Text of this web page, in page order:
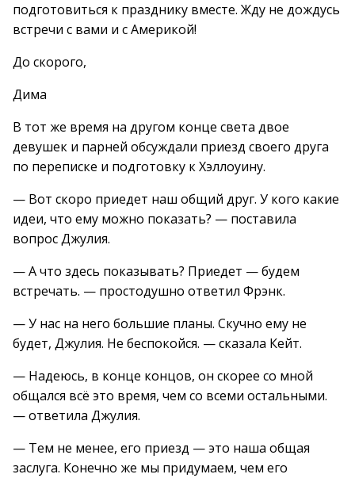
подготовиться к празднику вместе. Жду не дождусь
встречи с вами и с Америкой!
До скорого,
Дима
В тот же время на другом конце света двое
девушек и парней обсуждали приезд своего друга
по переписке и подготовку к Хэллоуину.
— Вот скоро приедет наш общий друг. У кого какие
идеи, что ему можно показать? — поставила
вопрос Джулия.
— А что здесь показывать? Приедет — будем
встречать. — простодушно ответил Фрэнк.
— У нас на него большие планы. Скучно ему не
будет, Джулия. Не беспокойся. — сказала Кейт.
— Надеюсь, в конце концов, он скорее со мной
общался всё это время, чем со всеми остальными.
— ответила Джулия.
— Тем не менее, его приезд — это наша общая
заслуга. Конечно же мы придумаем, чем его